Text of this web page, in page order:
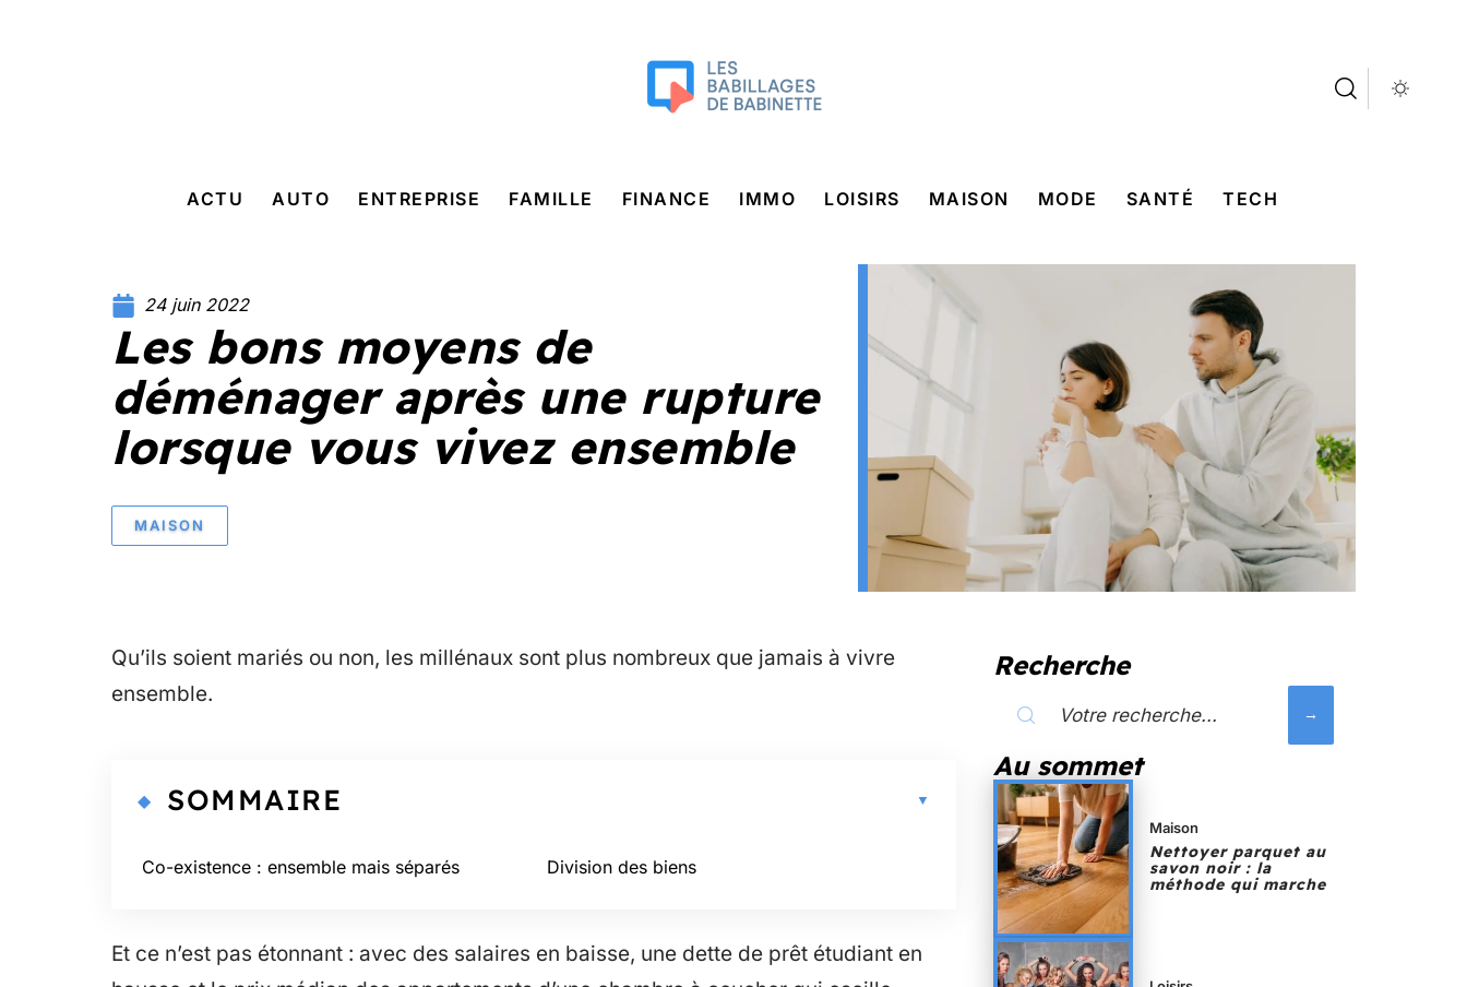
ACTU AUTO ENTREPRISE FAMILLE FINANCE IMMO LOISIRS MAISON MODE SANTÉ TECH
24 juin 2022
Les bons moyens de
déménager après une rupture
lorsque vous vivez ensemble
MAISON
Qu’ils soient mariés ou non, les millénaux sont plus nombreux que jamais à vivre
ensemble.
SOMMAIRE
Co-existence : ensemble mais séparés Division des biens
Et ce n’est pas étonnant : avec des salaires en baisse, une dette de prêt étudiant en
Recherche
Au sommet
Maison
Nettoyer parquet au
savon noir : la
méthode qui marche